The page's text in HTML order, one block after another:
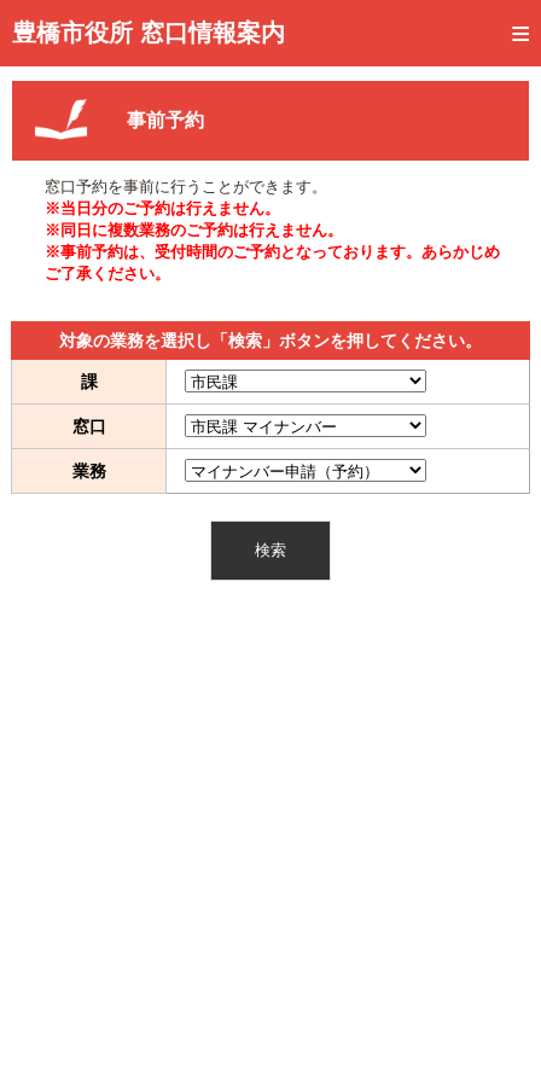
豊橋市役所 窓口情報案内
トップページ
事前予約
予約状況確認
窓口混雑状況
待ち状況確認
交付状況確認
メール通知登録
混雑予想カレンダー
事前予約
窓口予約を事前に行うことができます。
※当日分のご予約は行えません。
※同日に複数業務のご予約は行えません。
※事前予約は、受付時間のご予約となっております。あらかじめ
ご了承ください。
対象の業務を選択し「検索」ボタンを押してください。
課
窓口
業務